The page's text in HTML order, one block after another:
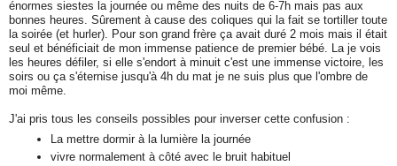
énormes siestes la journée ou même des nuits de 6-7h mais pas aux
bonnes heures. Sûrement à cause des coliques qui la fait se tortiller toute
la soirée (et hurler). Pour son grand frère ça avait duré 2 mois mais il était
seul et bénéficiait de mon immense patience de premier bébé. La je vois
les heures défiler, si elle s'endort à minuit c'est une immense victoire, les
soirs ou ça s'éternise jusqu'à 4h du mat je ne suis plus que l'ombre de
moi même.
J'ai pris tous les conseils possibles pour inverser cette confusion :
La mettre dormir à la lumière la journée
vivre normalement à côté avec le bruit habituel